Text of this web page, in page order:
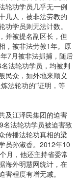
轮功学员几乎无一例
几人，被非法劳教的
学员则无法计数。
并被提名副区长，但
，被非法劳教1年。原
7月被非法抓捕，随后
法轮功学员，均被判
民众，如外地来顺义
法轮功的”证明，等
及江泽民集团的迫害
名法轮功学员被迫害致
传播法轮功真相的梁
员孙淑香。2012年10
月，他还主持省委常
海外明慧网统计，在
程度有增无减。